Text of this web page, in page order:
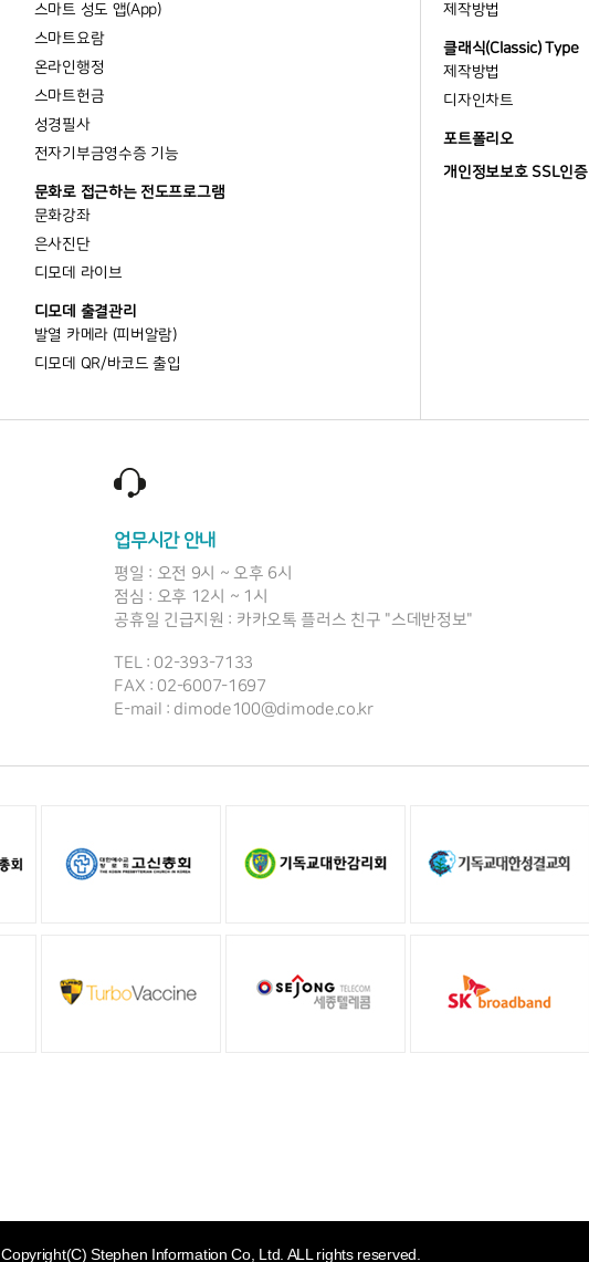
스마트 성도 앱(App)
스마트요람
온라인행정
스마트헌금
성경필사
전자기부금영수증 기능
문화로 접근하는 전도프로그램
문화강좌
은사진단
디모데 라이브
디모데 출결관리
발열 카메라 (피버알람)
디모데 QR/바코드 출입
제작방법
클래식(Classic) Type
제작방법
디자인차트
포트폴리오
개인정보보호 SSL인증
업무시간 안내
평일 : 오전 9시 ~ 오후 6시
점심 : 오후 12시 ~ 1시
공휴일 긴급지원 : 카카오톡 플러스 친구 "스데반정보"
TEL : 02-393-7133
FAX : 02-6007-1697
E-mail : dimode100@dimode.co.kr
Copyright(C) Stephen Information Co, Ltd. ALL rights reserved.